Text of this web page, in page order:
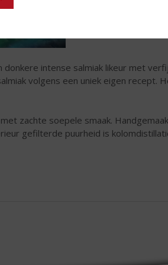
donkere intense salmiak likeur met
volgens een uniek eigen recept.
zachte soepele smaak.
gefilterde puurheid is